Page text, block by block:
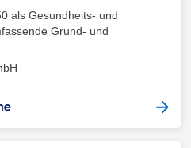
als Gesundheits- und
Grund- und